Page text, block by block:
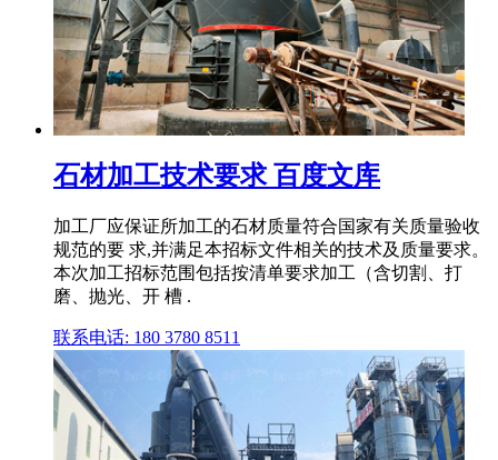
石材加工技术要求 百度文库
加工厂应保证所加工的石材质量符合国家有关质量验收
规范的要 求,并满足本招标文件相关的技术及质量要求。
本次加工招标范围包括按清单要求加工（含切割、打
磨、抛光、开 槽 .
联系电话: 180 3780 8511